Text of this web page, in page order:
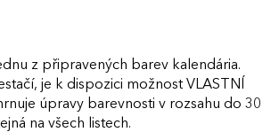
z připravených barev kalendária.
je k dispozici možnost VLASTNÍ
úpravy barevnosti v rozsahu do 30
na všech listech.